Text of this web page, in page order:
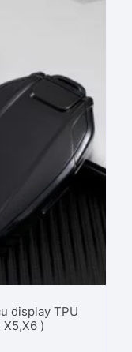
display TPU
X5,X6 )